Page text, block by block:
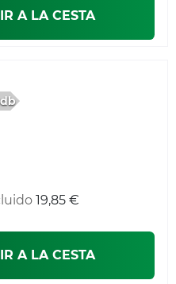
A LA CESTA
19,85 €
A LA CESTA